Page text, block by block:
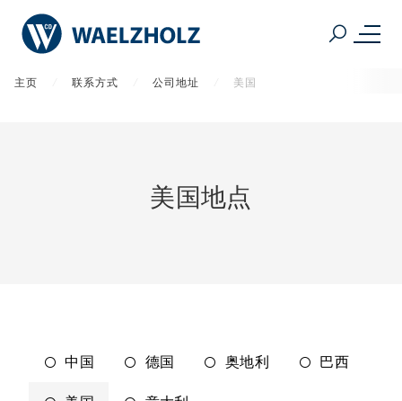
主页 联系方式 公司地址 美国
美国地点
中国 德国 奥地利 巴西